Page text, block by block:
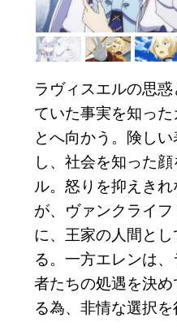
ラヴィスエルの思
ていた事実を知っ
とへ向かう。険し
し、社会を知った
ル。怒りを抑えき
が、ヴァンクライ
に、王家の人間と
る。一方エレンは
者たちの処遇を決
る為、非情な選択